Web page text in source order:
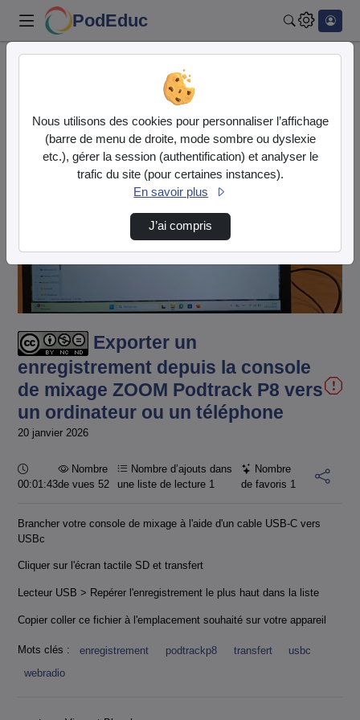
PodEduc
Exporter un enregistrement depuis la console…
Lire
vidéo
Exporter un
enregistrement depuis la console
de mixage ZOOM Podtrack P8 vers
un ordinateur ou un téléphone
20 janvier 2026
Durée :
00:01:43
Nombre
de vues 52
Nombre d’ajouts dans
une liste de lecture 1
Nombre
de favoris 1
Brancher votre console de mixage à l'aide d'un cable USB-C vers
USBc
Cliquer sur l'écran tactile SD et transfert
Lecteur USB > Repérer l'enregistrement le plus haut dans la liste
Copier coller ce fichier à l'emplacement souhaité sur votre appareil
Mots clés : enregistrement podtrackp8 transfert
usbc
webradio
Nous utilisons des cookies pour personnaliser l’affichage
(barre de menu de droite, mode sombre ou dyslexie
etc.), gérer la session (authentification) et analyser le
trafic du site (pour certaines instances).
En savoir plus
J’ai compris